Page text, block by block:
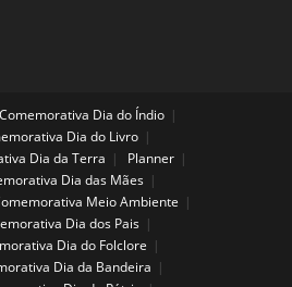
Dia do Índio
Dia do Livro
Dia da Terra
Planner
Dia das Mães
Meio Ambiente
Dia dos Pais
Dia do Folclore
Dia da Bandeira